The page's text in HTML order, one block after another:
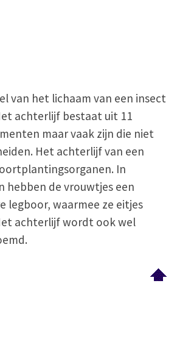
van het lichaam van een insect
achterlijf bestaat uit 11
maar vaak zijn die niet
Het achterlijf van een
In
hebben de vrouwtjes een
legboor, waarmee ze eitjes
achterlijf wordt ook wel